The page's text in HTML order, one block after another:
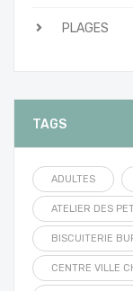
PLAGES
TAGS
ADULTES
ATELIER DES
BISCUITERIE
CENTRE VILLE